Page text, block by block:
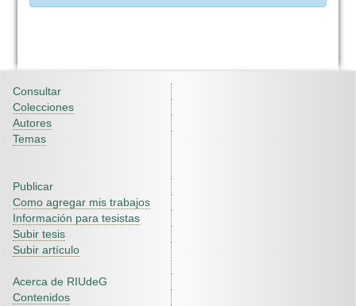
Consultar
Colecciones
Autores
Temas
Publicar
Como agregar mis trabajos
Información para tesistas
Subir tesis
Subir artículo
Acerca de RIUdeG
Contenidos